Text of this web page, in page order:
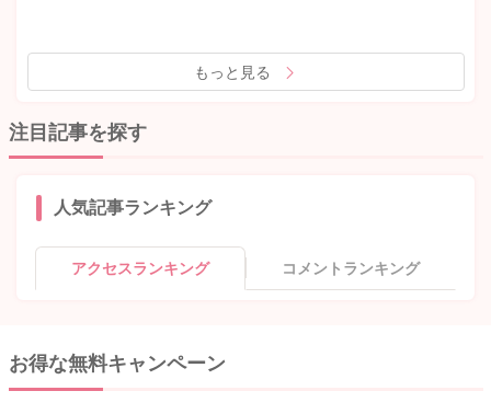
もっと見る
注目記事を探す
人気記事ランキング
アクセスランキング コメントランキング
お得な無料キャンペーン